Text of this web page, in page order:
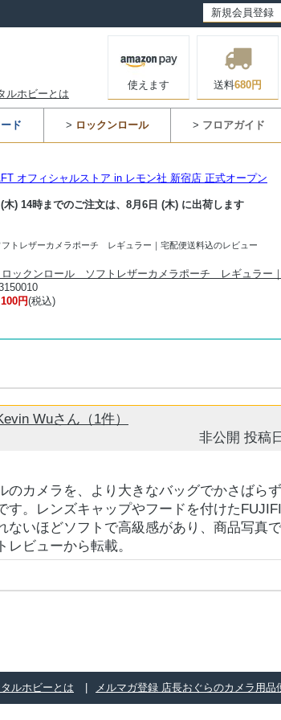
新規会員登録
ルホビーとは
使えます 送料680円
ド > ロックンロール > フロアガイド
オフィシャルストア in レモン社 新宿店 正式オープン
木) 14時までのご注文は、 8月6日 (木) に出荷します
トレザーカメラポーチ レギュラー｜宅配便送料込のレビュー
ロックンロール ソフトレザーカメラポーチ レギュラー
円(税込)
Wuさん（1件）
非公開 投稿
のカメラを、より大きなバッグでかさばら
す。レンズキャップやフードを付けた
ないほどソフトで高級感があり、商品写真
ビューから転載。
ルホビーとは メルマガ登録 店長おぐらのカメラ用品